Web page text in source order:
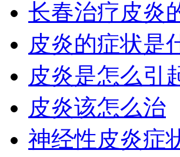
长春治疗皮炎
皮炎的症状是
皮炎是怎么引
皮炎该怎么治
神经性皮炎症